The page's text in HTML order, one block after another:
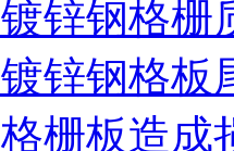
镀锌钢格栅
镀锌钢格板
格栅板造成